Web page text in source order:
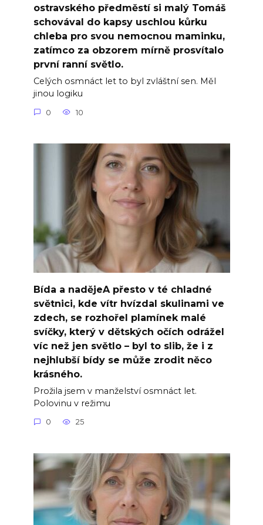
ostravského předměstí si malý Tomáš
schovával do kapsy uschlou kůrku
chleba pro svou nemocnou maminku,
zatímco za obzorem mírně prosvítalo
první ranní světlo.
Celých osmnáct let to byl zvláštní sen. Měl
jinou logiku
0 10
Bída a nadějeA přesto v té chladné
světnici, kde vítr hvízdal skulinami ve
zdech, se rozhořel plamínek malé
svíčky, který v dětských očích odrážel
víc než jen světlo – byl to slib, že i z
nejhlubší bídy se může zrodit něco
krásného.
Prožila jsem v manželství osmnáct let.
Polovinu v režimu
0 25